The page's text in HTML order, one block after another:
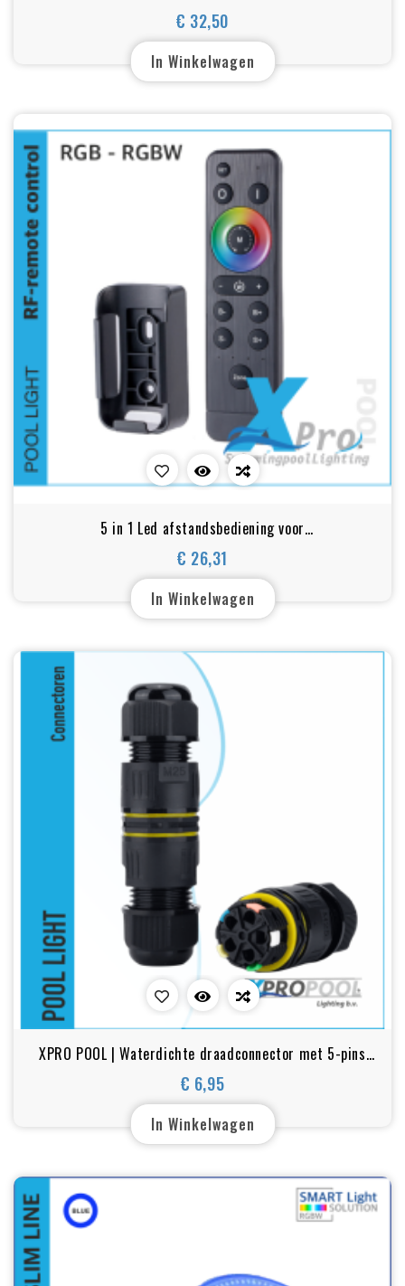
€ 32,50
Prijs
In Winkelwagen
5 in 1 Led afstandsbediening voor
DIM/CCT/RGB/RGBW/RGB+CCT Controller
€ 26,31
Prijs
In Winkelwagen
XPRO POOL | Waterdichte draadconnector met 5-pins
snelkoppeling
€ 6,95
Prijs
In Winkelwagen